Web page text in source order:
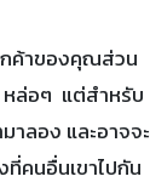
กค้าของคุณส่วน
หล่อๆ แต่สำหรับ
าลอง และอาจจะ
คนอื่นเขาไปกัน